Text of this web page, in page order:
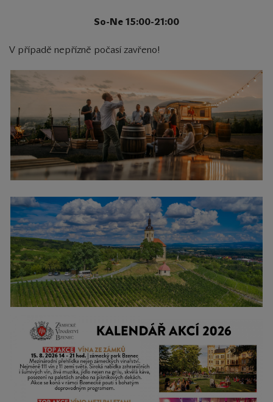
So-Ne 15:00-21:00
V případě nepřízně počasí zavřeno!